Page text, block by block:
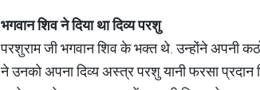
भगवानशिवनेदियाथादिव्यपरशु
परशुराम जी भगवान शिव के भक्त थे. उन्होंने अपनी
ने उनको अपना दिव्य अस्त्र परशु यानी फरसा